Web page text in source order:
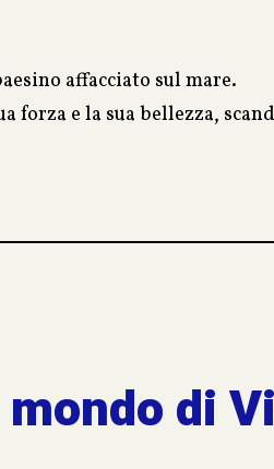
affacciato sul mare.
forza e la sua bellezza,
di